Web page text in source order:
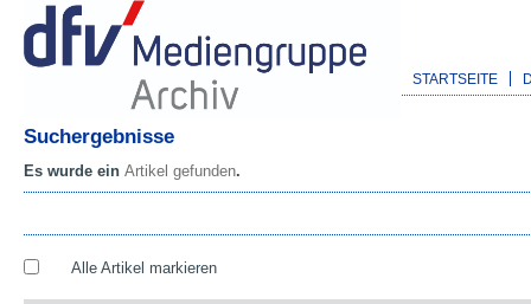
STARTSEITE
Suchergebnisse
Es wurde ein Artikel gefunden.
Alle Artikel markieren